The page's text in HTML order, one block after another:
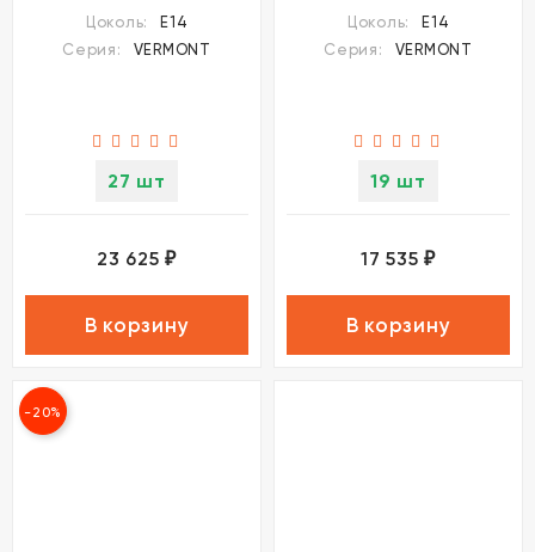
Цоколь:
E14
Серия:
VERMONT
27 шт
23 625₽
В корзину
Цоколь:
E14
Серия:
VERMONT
19 шт
17 535₽
В корзину
-20%